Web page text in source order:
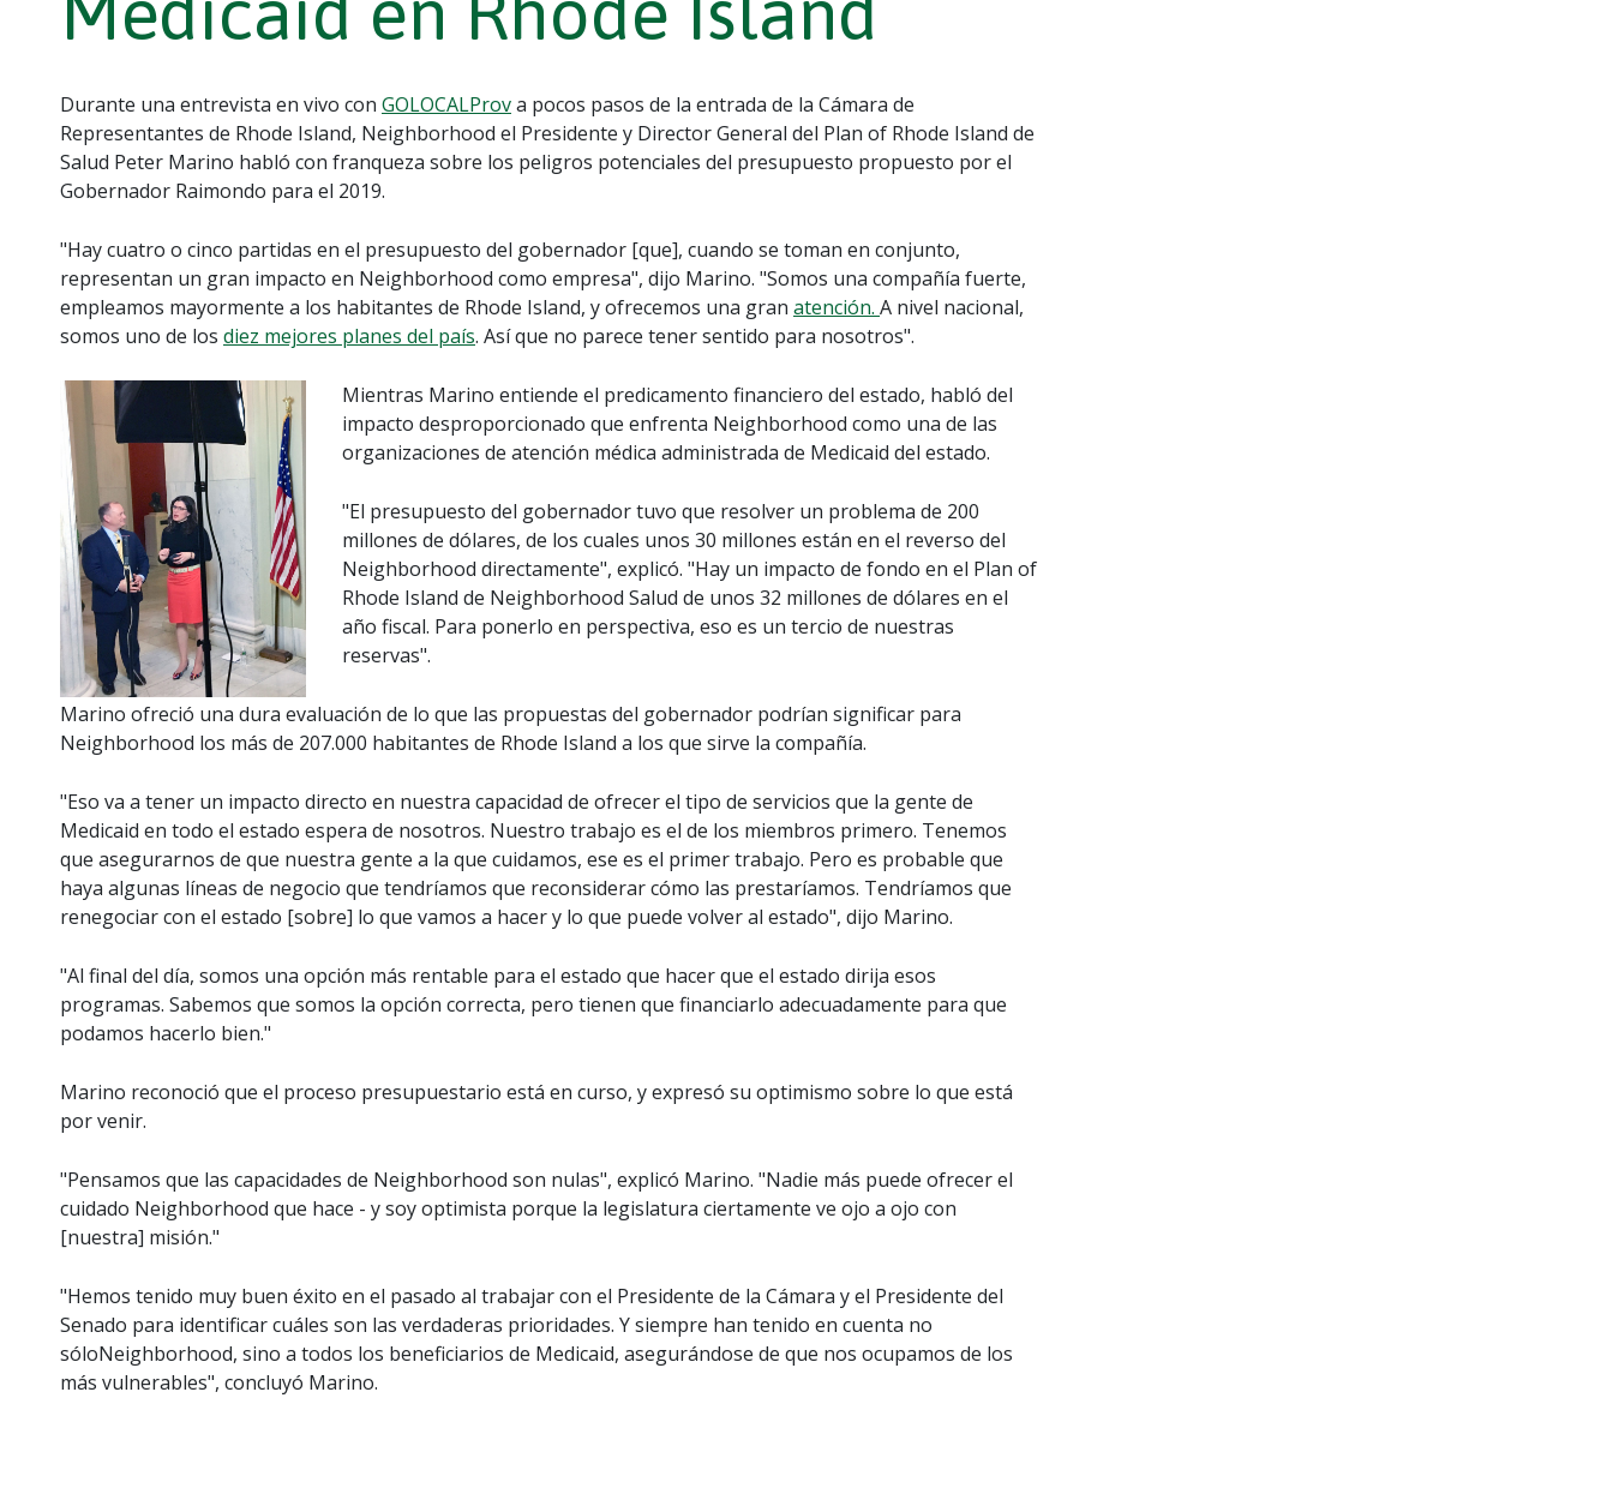
Durante una entrevista en vivo con GOLOCALProva pocos pasos de la entrada de la Cámara de
Representantes de Rhode Island, Neighborhood el Presidente y Director General del Plan of Rhode Island de
Salud Peter Marino habló con franqueza sobre los peligros potenciales del presupuesto propuesto por el
Gobernador Raimondo para el 2019.
"Hay cuatro o cinco partidas en el presupuesto del gobernador [que], cuando se toman en conjunto,
representan un gran impacto en Neighborhood como empresa", dijo Marino. "Somos una compañía fuerte,
empleamos mayormente a los habitantes de Rhode Island, y ofrecemos una gran atención. A nivel nacional,
somos uno de los diez mejores planes del país. Así que no parece tener sentido para nosotros".
Mientras Marino entiende el predicamento financiero del estado, habló del
impacto desproporcionado que enfrenta Neighborhood como una de las
organizaciones de atención médica administrada de Medicaid del estado.
"El presupuesto del gobernador tuvo que resolver un problema de 200
millones de dólares, de los cuales unos 30 millones están en el reverso del
Neighborhood directamente", explicó. "Hay un impacto de fondo en el Plan of
Rhode Island de Neighborhood Salud de unos 32 millones de dólares en el
año fiscal. Para ponerlo en perspectiva, eso es un tercio de nuestras
reservas".
Marino ofreció una dura evaluación de lo que las propuestas del gobernador podrían significar para
Neighborhood los más de 207.000 habitantes de Rhode Island a los que sirve la compañía.
"Eso va a tener un impacto directo en nuestra capacidad de ofrecer el tipo de servicios que la gente de
Medicaid en todo el estado espera de nosotros. Nuestro trabajo es el de los miembros primero. Tenemos
que asegurarnos de que nuestra gente a la que cuidamos, ese es el primer trabajo. Pero es probable que
haya algunas líneas de negocio que tendríamos que reconsiderar cómo las prestaríamos. Tendríamos que
renegociar con el estado [sobre] lo que vamos a hacer y lo que puede volver al estado", dijo Marino.
"Al final del día, somos una opción más rentable para el estado que hacer que el estado dirija esos
programas. Sabemos que somos la opción correcta, pero tienen que financiarlo adecuadamente para que
podamos hacerlo bien."
Marino reconoció que el proceso presupuestario está en curso, y expresó su optimismo sobre lo que está
por venir.
"Pensamos que las capacidades de Neighborhood son nulas", explicó Marino. "Nadie más puede ofrecer el
cuidado Neighborhood que hace - y soy optimista porque la legislatura ciertamente ve ojo a ojo con
[nuestra] misión."
"Hemos tenido muy buen éxito en el pasado al trabajar con el Presidente de la Cámara y el Presidente del
Senado para identificar cuáles son las verdaderas prioridades. Y siempre han tenido en cuenta no
sóloNeighborhood, sino a todos los beneficiarios de Medicaid, asegurándose de que nos ocupamos de los
más vulnerables", concluyó Marino.